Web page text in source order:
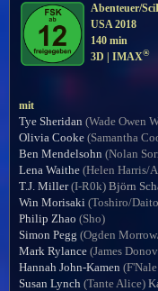
Abenteuer/
USA 2018
140 min
3D | IMAX®
mit
Tye Sheridan (Wade Owen
Olivia Cooke (Samantha
Ben Mendelsohn (Nolan
Lena Waithe (Helen Harris/
T.J. Miller(I-R0k) Björn
Win Morisaki (Toshiro/
Philip Zhao (Sho)
Simon Pegg (Ogden
Mark Rylance (James
Hannah John-Kamen
Susan Lynch (Tante Alice)